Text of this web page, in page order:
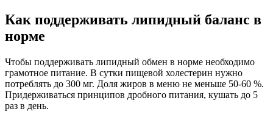
Как поддерживать липидный баланс в
норме
Чтобы поддерживать липидный обмен в норме необходимо
грамотное питание. В сутки пищевой холестерин нужно
потреблять до 300 мг. Доля жиров в меню не меньше 50-60 %.
Придерживаться принципов дробного питания, кушать до 5
раз в день.